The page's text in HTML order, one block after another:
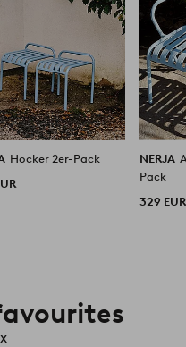
Hocker 2er-Pack
NERJA
Pack
329 EUR